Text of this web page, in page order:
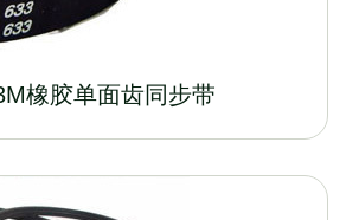
橡胶单面齿同步带